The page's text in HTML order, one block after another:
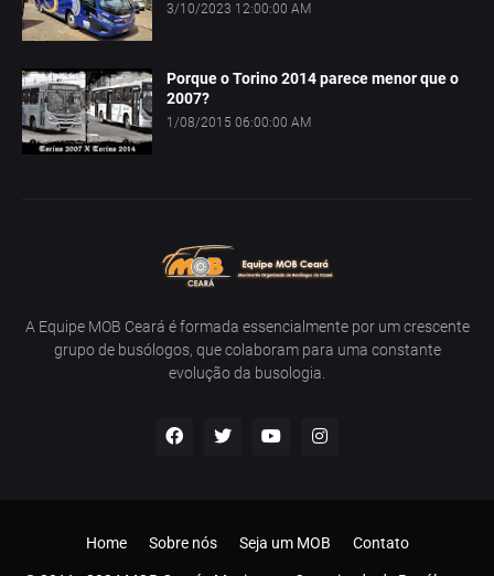
3/10/2023 12:00:00 AM
Porque o Torino 2014 parece menor que o
2007?
1/08/2015 06:00:00 AM
A Equipe MOB Ceará é formada essencialmente por um crescente
grupo de busólogos, que colaboram para uma constante
evolução da busologia.
Home Sobre nós Seja um MOB Contato